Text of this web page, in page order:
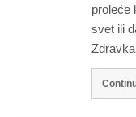
proleće
svet ili